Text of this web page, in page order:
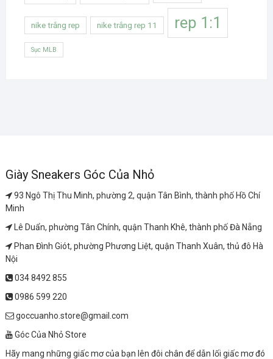
nike trắng rep nike trắng rep 11 rep 1:1
Sục MLB
Giày Sneakers Góc Của Nhỏ
93 Ngô Thị Thu Minh, phường 2, quận Tân Bình, thành phố Hồ Chí
Minh
Lê Duẩn, phường Tân Chính, quận Thanh Khê, thành phố Đà Nẵng
Phan Đình Giót, phường Phương Liệt, quận Thanh Xuân, thủ đô Hà
Nội
034 8492 855
0986 599 220
goccuanho.store@gmail.com
Góc Của Nhỏ Store
Hãy mang những giấc mơ của bạn lên đôi chân để dẫn lối giấc mơ đó